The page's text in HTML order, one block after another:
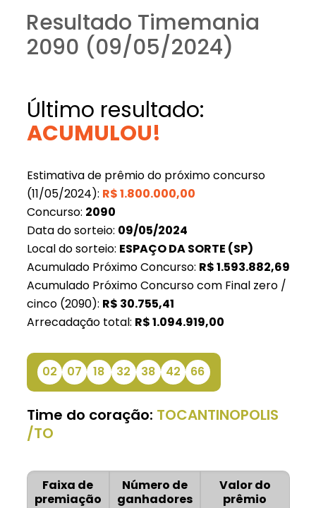
Resultado Timemania
2090 (09/05/2024)
Último resultado:
ACUMULOU!
Estimativa de prêmio do próximo concurso
(11/05/2024): R$1.800.000,00
Concurso: 2090
Data do sorteio: 09/05/2024
Local do sorteio: ESPAÇO DA SORTE (SP)
Acumulado Próximo Concurso: R$1.593.882,69
Acumulado Próximo Concurso com Final zero /
cinco (2090): R$ 30.755,41
Arrecadação total: R$1.094.919,00
02 07 18 32 38 42 66
Time do coração: TOCANTINOPOLIS
/TO
Faixa de
premiação
Número de
ganhadores
Valor do
prêmio